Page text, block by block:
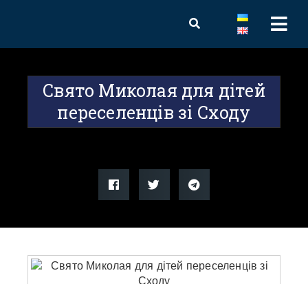
Свято Миколая для дітей
переселенців зі Сходу